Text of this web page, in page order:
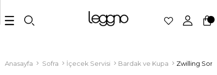
Anasayfa Sofra İçecek Servisi Bardak ve Kupa